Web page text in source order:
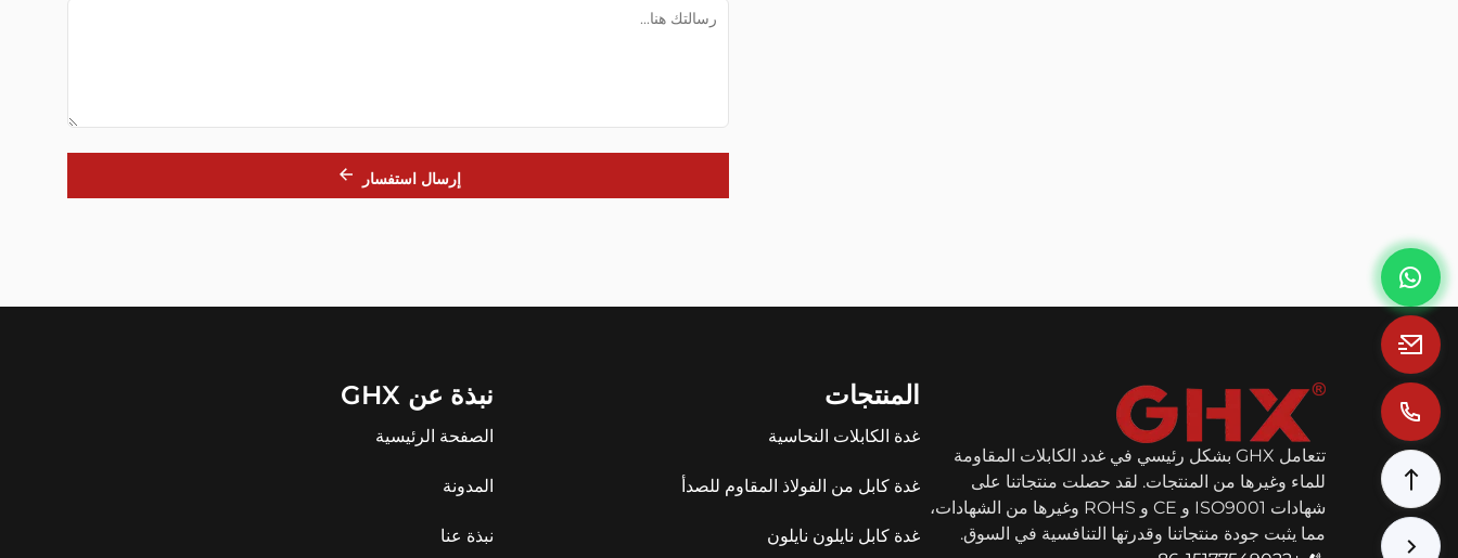
إرسال استفسار
تتعامل GHX بشكل رئيسي في غدد الكابلات المقاومة
للماء وغيرها من المنتجات. لقد حصلت منتجاتنا على
شهادات ISO9001 و CE و ROHS وغيرها من الشهادات،
مما يثبت جودة منتجاتنا وقدرتها التنافسية في السوق.
المنتجات
غدة الكابلات النحاسية
غدة كابل من الفولاذ المقاوم للصدأ
غدة كابل نايلون نايلون
نبذة عن GHX
الصفحة الرئيسية
المدونة
نبذة عنا